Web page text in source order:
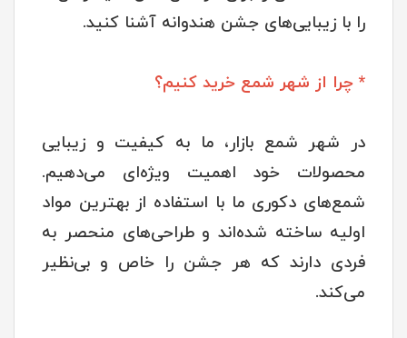
را با زیبایی‌های جشن هندوانه آشنا کنید.
* چرا از شهر شمع خرید کنیم؟
در شهر شمع بازار، ما به کیفیت و زیبایی
محصولات خود اهمیت ویژه‌ای می‌دهیم.
شمع‌های دکوری ما با استفاده از بهترین مواد
اولیه ساخته شده‌اند و طراحی‌های منحصر به
فردی دارند که هر جشن را خاص و بی‌نظیر
می‌کند.